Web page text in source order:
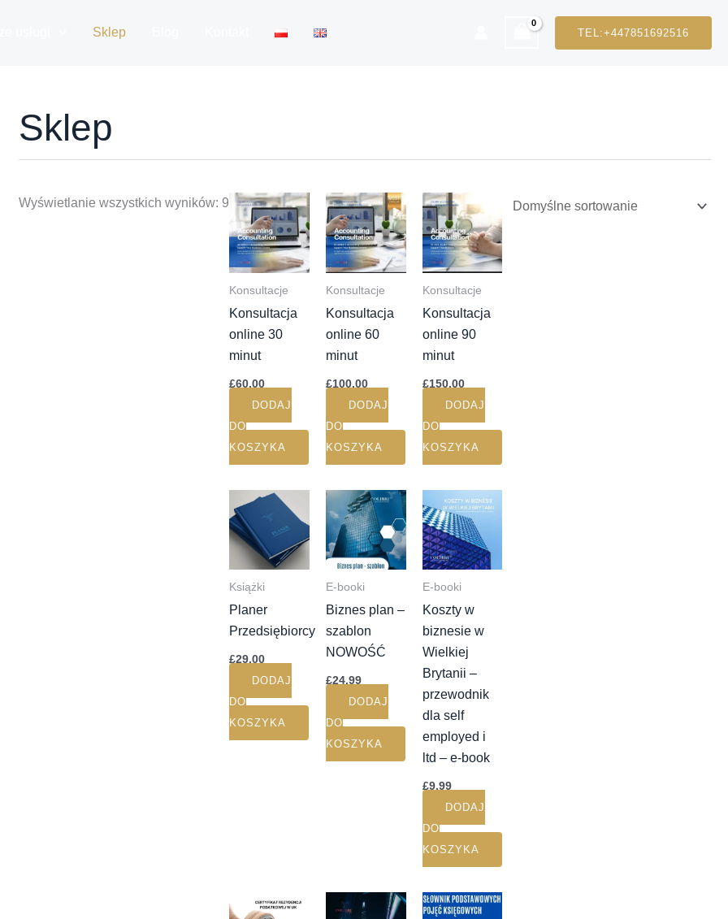
Sklep TEL:+447851692516
Sklep
Wyświetlanie wszystkich wyników: 9
Konsultacje
Konsultacja
online 30
minut
£60.00
DODAJ
DO
KOSZYKA
Konsultacje
Konsultacja
online 60
minut
£100.00
DODAJ
DO
KOSZYKA
Konsultacje
Konsultacja
online 90
minut
£150.00
DODAJ
DO
KOSZYKA
Książki
Planer
Przedsiębiorcy
£29.00
DODAJ
DO
KOSZYKA
E-booki
Biznes plan –
szablon
NOWOŚĆ
£24.99
DODAJ
DO
KOSZYKA
E-booki
Koszty w
biznesie w
Wielkiej
Brytanii –
przewodnik
dla self
employed i
ltd – e-book
£9.99
DODAJ
DO
KOSZYKA